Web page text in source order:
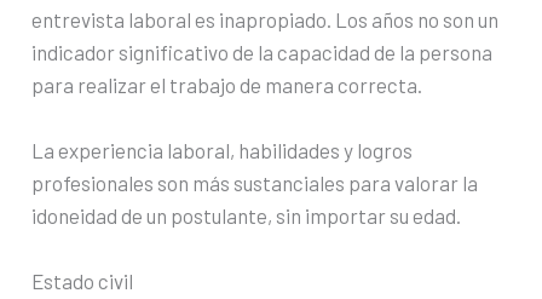
entrevista laboral es inapropiado. Los años no son un
indicador significativo de la capacidad de la persona
para realizar el trabajo de manera correcta.
La experiencia laboral, habilidades y logros
profesionales son más sustanciales para valorar la
idoneidad de un postulante, sin importar su edad.
Estado civil